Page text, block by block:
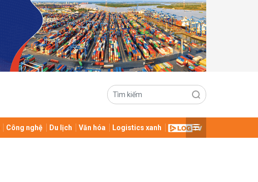
Công nghệ Du lịch Văn hóa Logistics xanh